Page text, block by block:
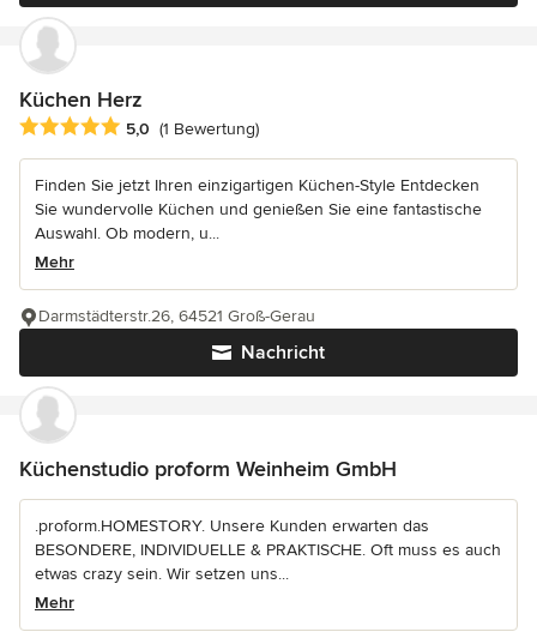
Küchen Herz
Durchschnittliche Bewertung: 5 von 5 Sternen
5,0 (1 Bewertung)
Finden Sie jetzt Ihren einzigartigen Küchen-Style Entdecken
Sie wundervolle Küchen und genießen Sie eine fantastische
Auswahl. Ob modern, u...
Mehr
Nachricht
Darmstädterstr.26, 64521 Groß-Gerau
Küchenstudio proform Weinheim GmbH
.proform.HOMESTORY. Unsere Kunden erwarten das
BESONDERE, INDIVIDUELLE & PRAKTISCHE. Oft muss es auch
etwas crazy sein. Wir setzen uns...
Mehr